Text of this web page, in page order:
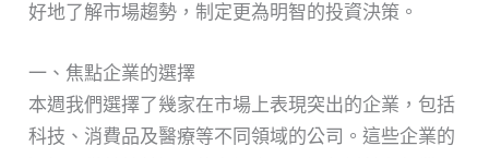
好地了解市場趨勢，制定更為明智的投資決策。
一、焦點企業的選擇
本週我們選擇了幾家在市場上表現突出的企業，包括
科技、消費品及醫療等不同領域的公司。這些企業的